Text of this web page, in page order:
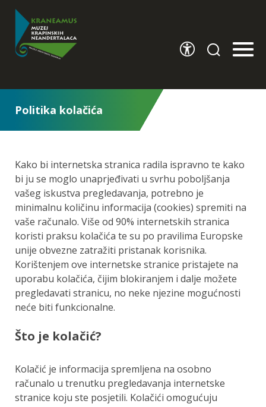
Politika kolačića
Kako bi internetska stranica radila ispravno te kako
bi ju se moglo unaprjeđivati u svrhu poboljšanja
vašeg iskustva pregledavanja, potrebno je
minimalnu količinu informacija (cookies) spremiti na
vaše računalo. Više od 90% internetskih stranica
koristi praksu kolačića te su po pravilima Europske
unije obvezne zatražiti pristanak korisnika.
Korištenjem ove internetske stranice pristajete na
uporabu kolačića, čijim blokiranjem i dalje možete
pregledavati stranicu, no neke njezine mogućnosti
neće biti funkcionalne.
Što je kolačić?
Kolačić je informacija spremljena na osobno
računalo u trenutku pregledavanja internetske
stranice koju ste posjetili. Kolačići omogućuju